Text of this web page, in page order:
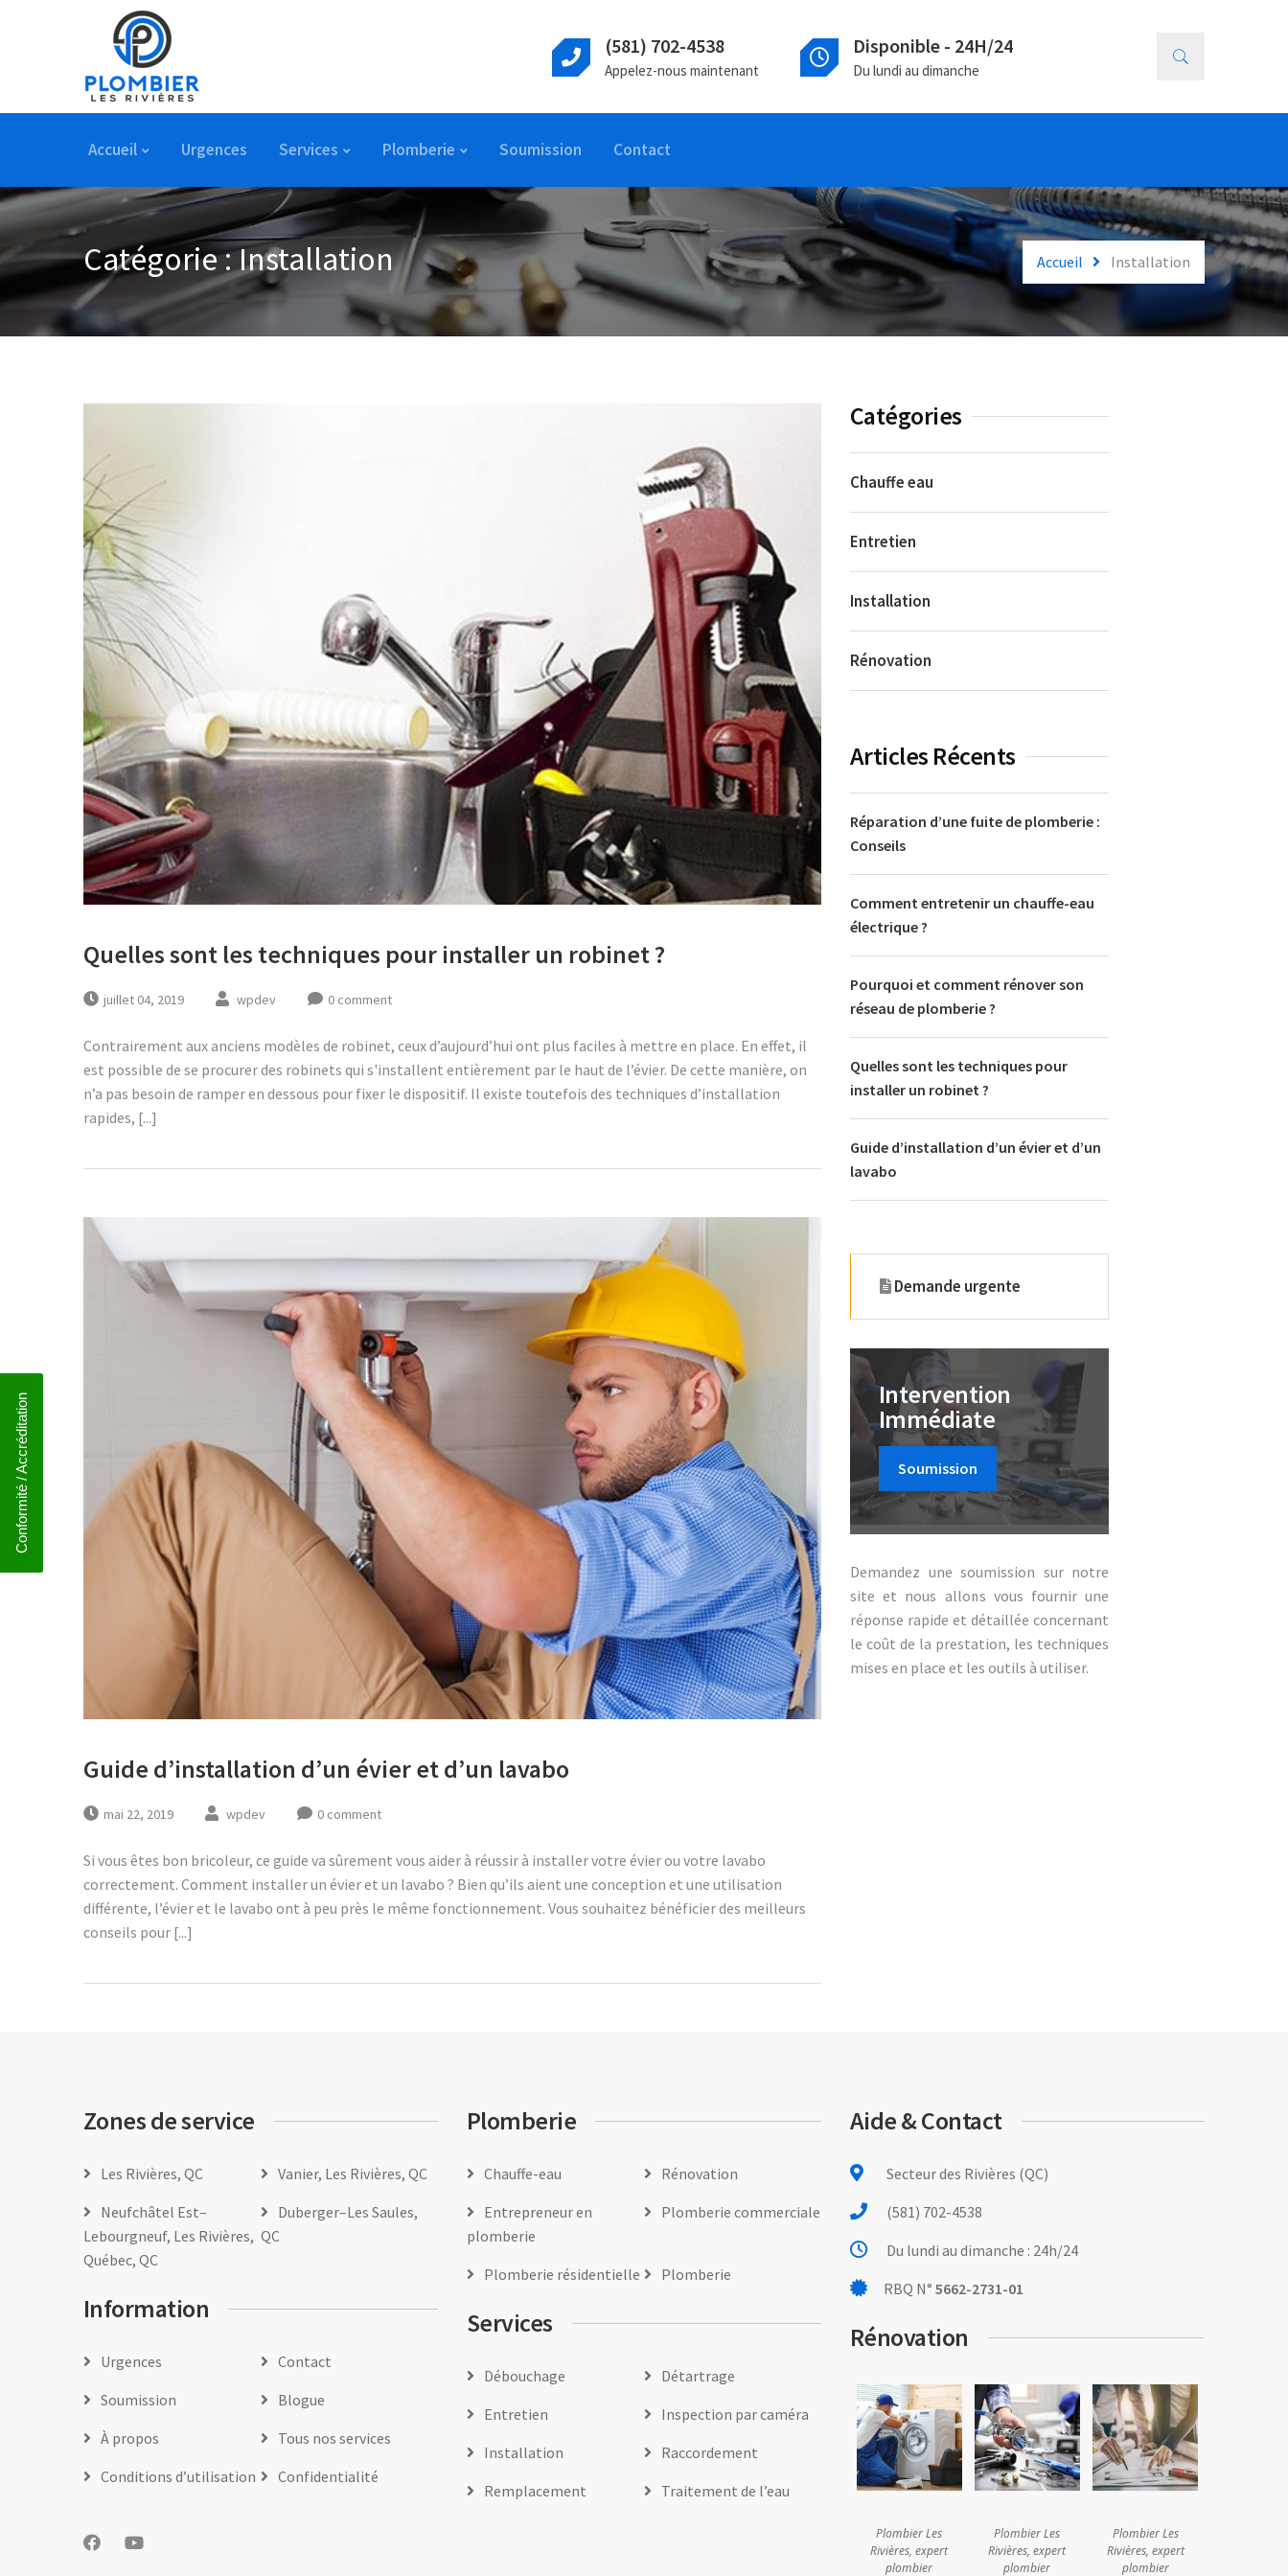
(581) 702-4538
Appelez-nous maintenant
Disponible - 24H/24
Du lundi au dimanche
Accueil Urgences Services Plomberie Soumission Contact
Catégorie :Installation Accueil Installation
Quelles sont les techniques pour installer un robinet ?
juillet 04, 2019 wpdev 0 comment
Contrairement aux anciens modèles de robinet, ceux d’aujourd’hui ont plus faciles à mettre en place. En effet, il
est possible de se procurer des robinets qui s'installent entièrement par le haut de l’évier. De cette manière, on
n’a pas besoin de ramper en dessous pour fixer le dispositif. Il existe toutefois des techniques d’installation
rapides, [...]
Guide d’installation d’un évier et d’un lavabo
mai 22, 2019 wpdev 0 comment
Si vous êtes bon bricoleur, ce guide va sûrement vous aider à réussir à installer votre évier ou votre lavabo
correctement. Comment installer un évier et un lavabo ? Bien qu’ils aient une conception et une utilisation
différente, l’évier et le lavabo ont à peu près le même fonctionnement. Vous souhaitez bénéficier des meilleurs
conseils pour [...]
Catégories
Chauffe eau
Entretien
Installation
Rénovation
Articles Récents
Réparation d’une fuite de plomberie :
Conseils
Comment entretenir un chauffe-eau
électrique ?
Pourquoi et comment rénover son
réseau de plomberie ?
Quelles sont les techniques pour
installer un robinet ?
Guide d’installation d’un évier et d’un
lavabo
Demande urgente
Intervention
Immédiate
Soumission
Demandez une soumission sur notre
site et nous allons vous fournir une
réponse rapide et détaillée concernant
le coût de la prestation, les techniques
mises en place et les outils à utiliser.
Zones de service
Les Rivières, QC
Vanier, Les Rivières, QC
Neufchâtel Est–
Lebourgneuf, Les Rivières,
Québec, QC
Duberger–Les Saules,
QC
Information
Urgences
Contact
Soumission
Blogue
À propos
Tous nos services
Conditions d’utilisation
Confidentialité
Plomberie
Chauffe-eau
Rénovation
Entrepreneur en
plomberie
Plomberie commerciale
Plomberie résidentielle Plomberie
Services
Débouchage
Détartrage
Entretien
Inspection par caméra
Installation
Raccordement
Remplacement
Traitement de l’eau
Aide & Contact
Secteur des Rivières (QC)
(581) 702-4538
Du lundi au dimanche : 24h/24
RBQ N° 5662-2731-01
Rénovation
Plombier Les
Rivières, expert
plombier
Plombier Les
Rivières, expert
plombier
Plombier Les
Rivières, expert
plombier
Conformité / Accréditation